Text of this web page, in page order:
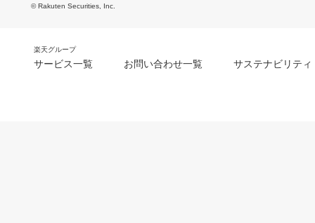
© Rakuten Securities, Inc.
楽天グループ
サービス一覧 お問い合わせ一覧 サステナビリティ